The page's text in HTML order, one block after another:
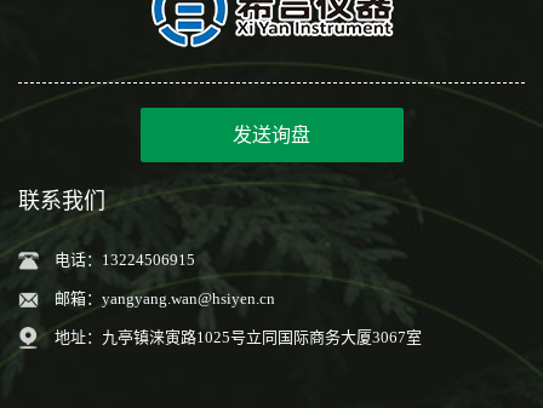
发送询盘
联系我们
电话：13224506915
邮箱： yangyang.wan@hsiyen.cn
地址：九亭镇涞寅路1025号立同国际商务大厦3067室